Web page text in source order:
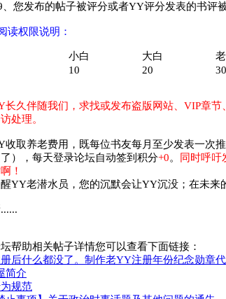
、您发布的帖子被评分或者YY评分发表的书评
读权限说明：
小白 大白
10
20 30
长久伴随我们，求找或发布盗版网站、VIP章
处理。
收取养老费用，既每位书友每月至少发表一次
），每天登录论坛自动签到积分+0。
同时呼吁
！
YY老潜水员，您的沉默会让YY沉没；在未来
帮助相关帖子详情您可以查看下面链接：
后什么都没了。制作老YY注册年份纪念勋章代
简介
规范